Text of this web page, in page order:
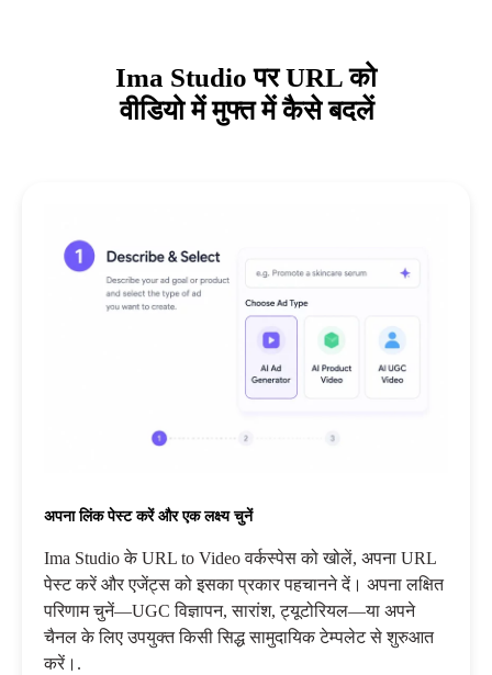
Ima Studio पर URL को
वीडियो में मुफ्त में कैसे बदलें
अपना लिंक पेस्ट करें और एक लक्ष्य चुनें
Ima Studio के URL to Video वर्कस्पेस को खोलें, अपना URL
पेस्ट करें और एजेंट्स को इसका प्रकार पहचानने दें। अपना लक्षित
परिणाम चुनें—UGC विज्ञापन, सारांश, ट्यूटोरियल—या अपने
चैनल के लिए उपयुक्त किसी सिद्ध सामुदायिक टेम्पलेट से शुरुआत
करें।.